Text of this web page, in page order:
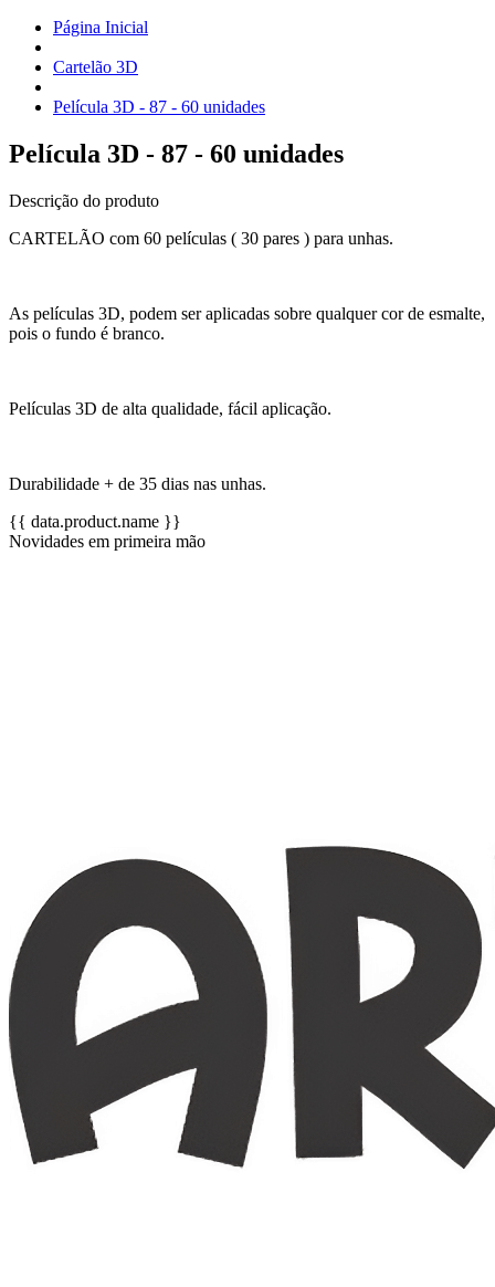
Página Inicial
Cartelão 3D
Película 3D - 87 - 60 unidades
Película 3D - 87 - 60 unidades
Descrição do produto
CARTELÃO com 60 películas ( 30 pares ) para unhas.
As películas 3D, podem ser aplicadas sobre qualquer cor de esmalte,
pois o fundo é branco.
Películas 3D de alta qualidade, fácil aplicação.
Durabilidade + de 35 dias nas unhas.
{{ data.product.name }}
Novidades em primeira mão